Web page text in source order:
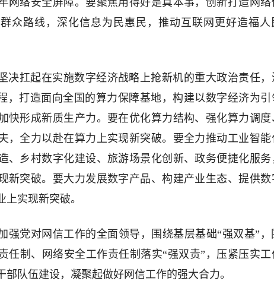
网络安全屏障。要聚焦用得好是真本事，创新打造网络
众路线，深化信息为民惠民，推动互联网更好造福人
决扛起在实施数字经济战略上抢新机的重大政治责任，
，打造面向全国的算力保障基地，构建以数字经济为引
快形成新质生产力。要在优化算力结构、强化算力调度
，全力以赴在算力上实现新突破。要全力推动工业智能
、乡村数字化建设、旅游场景化创新、政务便捷化服务
新突破。要大力发展数字产品、构建产业生态、提供数
实现新突破。
强党对网信工作的全面领导，围绕基层基础“强双基”，
任制、网络安全工作责任制落实“强双责”，压紧压实工
部队伍建设，凝聚起做好网信工作的强大合力。